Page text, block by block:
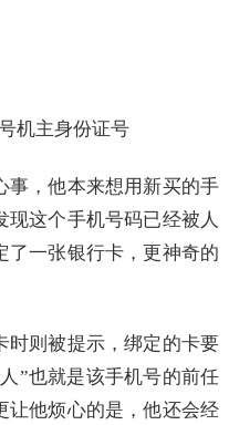
机主身份证号
事，他本来想用新买的手
这个手机号码已经被人
了一张银行卡，更神奇的
时则被提示，绑定的卡要
”也就是该手机号的前任
让他烦心的是，他还会经